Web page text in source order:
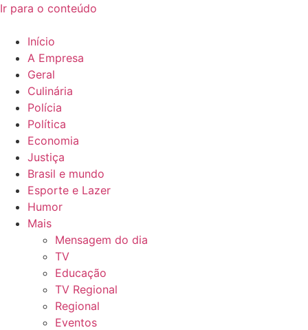
Ir para o conteúdo
Início
A Empresa
Geral
Culinária
Polícia
Política
Economia
Justiça
Brasil e mundo
Esporte e Lazer
Humor
Mais
Mensagem do dia
TV
Educação
TV Regional
Regional
Eventos